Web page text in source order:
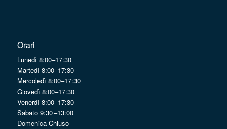
Orari
Lunedì 8:00–17:30
Martedì 8:00–17:30
Mercoledì 8:00–17:30
Giovedì 8:00–17:30
Venerdì 8:00–17:30
Sabato 9:30 –13:00
Domenica Chiuso